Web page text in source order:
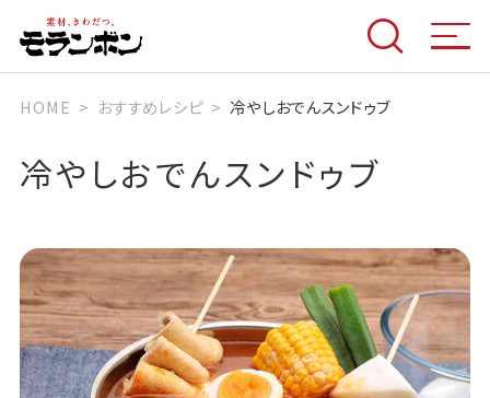
HOME おすすめレシピ 冷やしおでんスンドゥブ
冷やしおでんスンドゥブ